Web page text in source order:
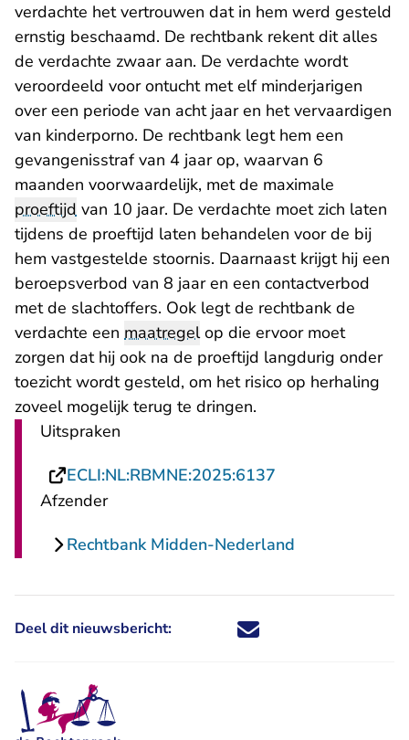
verdachte het vertrouwen dat in hem werd gesteld
ernstig beschaamd. De rechtbank rekent dit alles
de verdachte zwaar aan. De verdachte wordt
veroordeeld voor ontucht met elf minderjarigen
over een periode van acht jaar en het vervaardigen
van kinderporno. De rechtbank legt hem een
gevangenisstraf van 4 jaar op, waarvan 6
maanden voorwaardelijk, met de maximale
proeftijd van 10 jaar. De verdachte moet zich laten
tijdens de proeftijd laten behandelen voor de bij
hem vastgestelde stoornis. Daarnaast krijgt hij een
beroepsverbod van 8 jaar en een contactverbod
met de slachtoffers. Ook legt de rechtbank de
verdachte een maatregelop die ervoor moet
zorgen dat hij ook na de proeftijd langdurig onder
toezicht wordt gesteld, om het risico op herhaling
zoveel mogelijk terug te dringen.
Uitspraken
ECLI:NL:RBMNE:2025:6137
Afzender
Rechtbank Midden-Nederland
Deel dit nieuwsbericht: Deel dit nieuwsbericht via X -
Deel dit nieuwsbericht via
Deel dit nieuwsbericht
Deel dit